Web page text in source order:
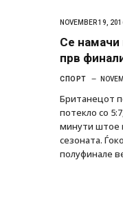
NOVEMBER 19,
Се намачи
прв
СПОРТ
Британецот
потекло со
минути штое
сезоната.
полуфинале